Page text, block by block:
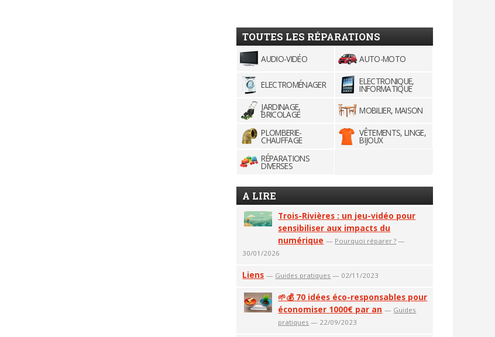
TOUTES LES RÉPARATIONS
AUDIO-VIDÉO AUTO-MOTO
ELECTROMÉNAGER ELECTRONIQUE,
INFORMATIQUE
JARDINAGE,
BRICOLAGE
MOBILIER, MAISON
PLOMBERIE-
CHAUFFAGE
VÊTEMENTS, LINGE,
BIJOUX
RÉPARATIONS
DIVERSES
A LIRE
Trois-Rivières : un jeu-vidéo pour
sensibiliser aux impacts du
numérique — Pourquoi réparer ? —
30/01/2026
Liens — Guides pratiques — 02/11/2023
🌱💰 70 idées éco-responsables pour
économiser 1000€ par an — Guides
pratiques — 22/09/2023